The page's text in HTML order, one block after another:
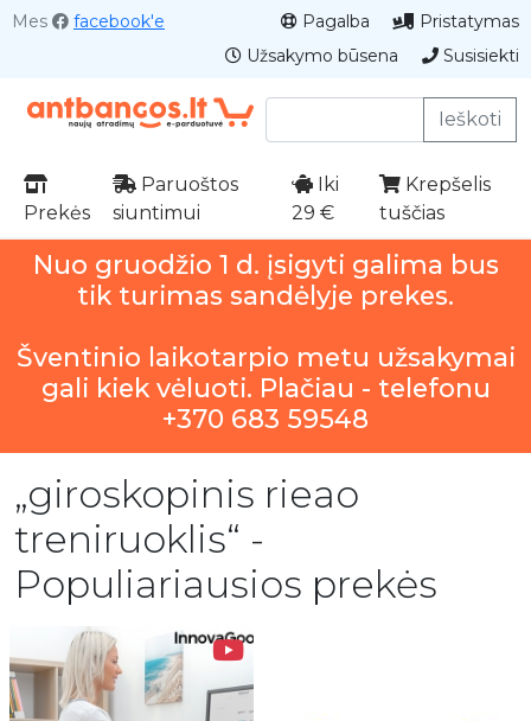
Mes facebook'e Pagalba
Pristatymas
Užsakymo būsena
Susisiekti
Ieškoti
Prekės
Paruoštos
siuntimui
Iki
29 €
Krepšelis
tuščias
Nuo gruodžio 1 d. įsigyti galima bus
tik turimas sandėlyje prekes.
Šventinio laikotarpio metu užsakymai
gali kiek vėluoti. Plačiau - telefonu
+370 683 59548
„giroskopinis rieao
treniruoklis“ -
Populiariausios prekės